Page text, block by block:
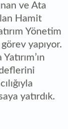
ve Ata
Hamit
Yönetim
yapıyor.
yatırdık.